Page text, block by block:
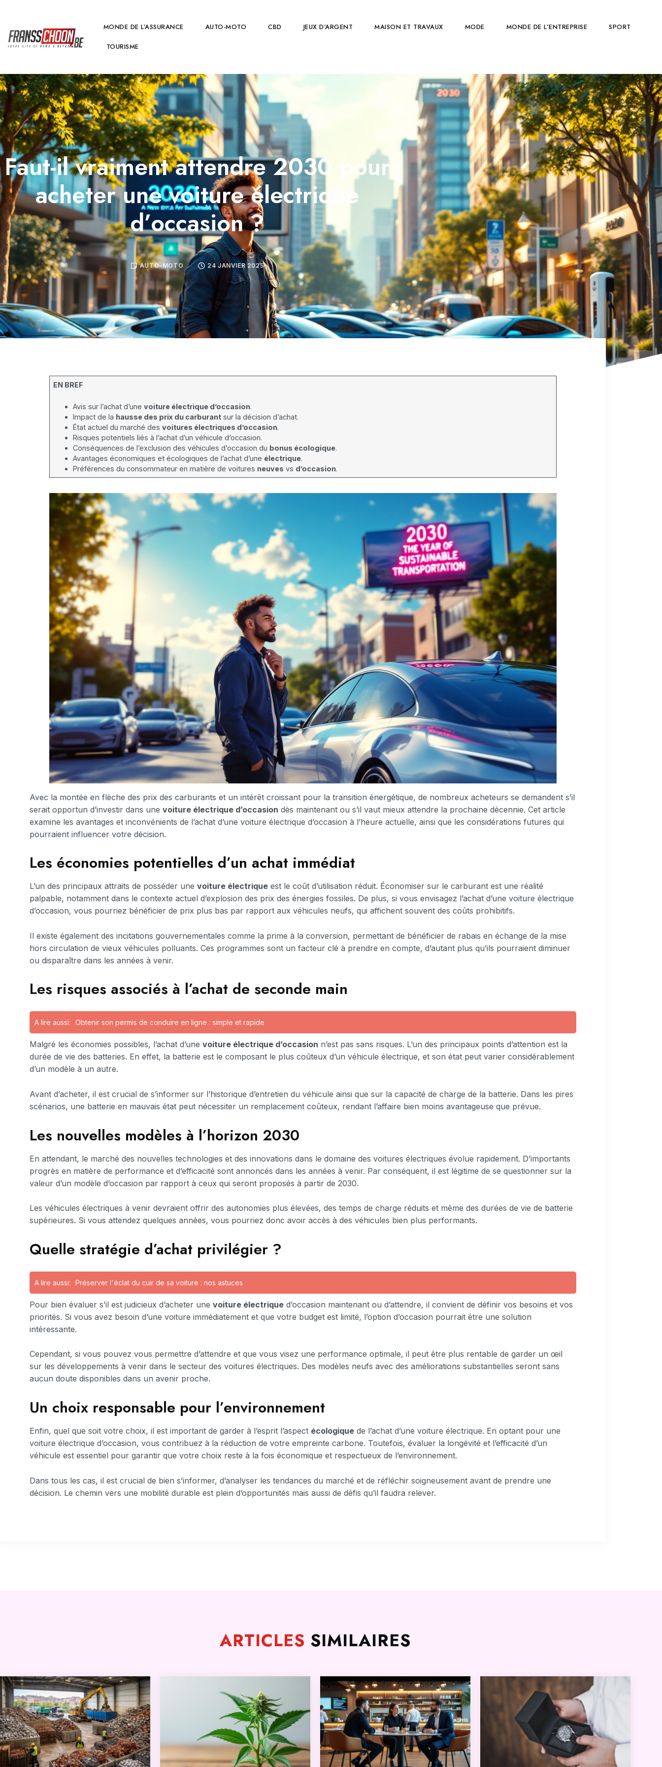
MONDE DE L’ASSURANCE AUTO-MOTO CBD JEUX D’ARGENT MAISON ET TRAVAUX MODE MONDE DE L’ENTREPRISE SPORT
TOURISME
Faut-il vraiment attendre 2030 pour
acheter une voiture électrique
d’occasion ?
AUTO-MOTO 24 JANVIER 2025
EN BREF
Avis sur l’achat d’unevoiture électrique d’occasion.
Impact de la hausse des prix du carburant sur la décision d’achat.
État actuel du marché desvoitures électriques d’occasion.
Risques potentiels liés à l’achat d’un véhicule d’occasion.
Conséquences de l’exclusion des véhicules d’occasion du bonus écologique.
Avantages économiques et écologiques de l’achat d’une électrique.
Préférences du consommateur en matière de voitures neuves vs d’occasion.
Avec la montée en flèche des prix des carburants et un intérêt croissant pour la transition énergétique, de nombreux acheteurs se demandent s’il
serait opportun d’investir dans une voiture électrique d’occasion dès maintenant ou s’il vaut mieux attendre la prochaine décennie. Cet article
examine les avantages et inconvénients de l’achat d’une voiture électrique d’occasion à l’heure actuelle, ainsi que les considérations futures qui
pourraient influencer votre décision.
Les économies potentielles d’un achat immédiat
L’un des principaux attraits de posséder une voiture électrique est le coût d’utilisation réduit. Économiser sur le carburant est une réalité
palpable, notamment dans le contexte actuel d’explosion des prix des énergies fossiles. De plus, si vous envisagez l’achat d’une voiture électrique
d’occasion, vous pourriez bénéficier de prix plus bas par rapport aux véhicules neufs, qui affichent souvent des coûts prohibitifs.
Il existe également des incitations gouvernementales comme la prime à la conversion, permettant de bénéficier de rabais en échange de la mise
hors circulation de vieux véhicules polluants. Ces programmes sont un facteur clé à prendre en compte, d’autant plus qu’ils pourraient diminuer
ou disparaître dans les années à venir.
Les risques associés à l’achat de seconde main
A lire aussi: Obtenir son permis de conduire en ligne : simple et rapide
Malgré les économies possibles, l’achat d’une voiture électrique d’occasion n’est pas sans risques. L’un des principaux points d’attention est la
durée de vie des batteries. En effet, la batterie est le composant le plus coûteux d’un véhicule électrique, et son état peut varier considérablement
d’un modèle à un autre.
Avant d’acheter, il est crucial de s’informer sur l’historique d’entretien du véhicule ainsi que sur la capacité de charge de la batterie. Dans les pires
scénarios, une batterie en mauvais état peut nécessiter un remplacement coûteux, rendant l’affaire bien moins avantageuse que prévue.
Les nouvelles modèles à l’horizon 2030
En attendant, le marché des nouvelles technologies et des innovations dans le domaine des voitures électriques évolue rapidement. D’importants
progrès en matière de performance et d’efficacité sont annoncés dans les années à venir. Par conséquent, il est légitime de se questionner sur la
valeur d’un modèle d’occasion par rapport à ceux qui seront proposés à partir de 2030.
Les véhicules électriques à venir devraient offrir des autonomies plus élevées, des temps de charge réduits et même des durées de vie de batterie
supérieures. Si vous attendez quelques années, vous pourriez donc avoir accès à des véhicules bien plus performants.
Quelle stratégie d’achat privilégier ?
A lire aussi: Préserver l'éclat du cuir de sa voiture : nos astuces
Pour bien évaluer s’il est judicieux d’acheter une voiture électrique d’occasion maintenant ou d’attendre, il convient de définir vos besoins et vos
priorités. Si vous avez besoin d’une voiture immédiatement et que votre budget est limité, l’option d’occasion pourrait être une solution
intéressante.
Cependant, si vous pouvez vous permettre d’attendre et que vous visez une performance optimale, il peut être plus rentable de garder un œil
sur les développements à venir dans le secteur des voitures électriques. Des modèles neufs avec des améliorations substantielles seront sans
aucun doute disponibles dans un avenir proche.
Un choix responsable pour l’environnement
Enfin, quel que soit votre choix, il est important de garder à l’esprit l’aspect écologique de l’achat d’une voiture électrique. En optant pour une
voiture électrique d’occasion, vous contribuez à la réduction de votre empreinte carbone. Toutefois, évaluer la longévité et l’efficacité d’un
véhicule est essentiel pour garantir que votre choix reste à la fois économique et respectueux de l’environnement.
Dans tous les cas, il est crucial de bien s’informer, d’analyser les tendances du marché et de réfléchir soigneusement avant de prendre une
décision. Le chemin vers une mobilité durable est plein d’opportunités mais aussi de défis qu’il faudra relever.
ARTICLES SIMILAIRES